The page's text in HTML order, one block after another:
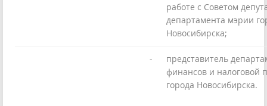
работе с Советом
департамента мэрии
Новосибирска;
-
представитель
финансов и налоговой
города Новосибирска.